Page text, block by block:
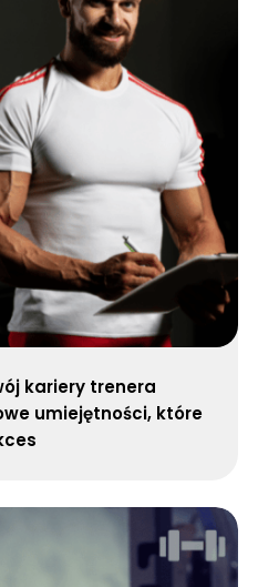
kariery trenera
umiejętności, które